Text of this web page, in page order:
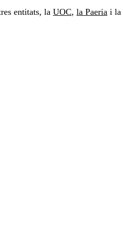
entitats, la UOC, la Paeria i la